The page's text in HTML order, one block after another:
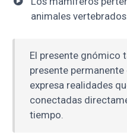
animales vertebrados.
El presente gnómico
presente
expresa realidades
conectadas
tiempo.